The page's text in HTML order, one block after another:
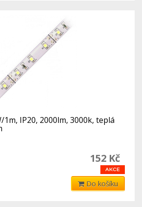
1m, IP20, 2000lm, 3000k, teplá
152 Kč
Do košíku